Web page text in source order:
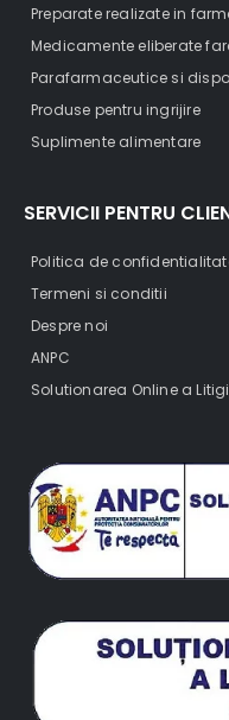
Preparate realizate in
Medicamente eliberate
Parafarmaceutice si
Produse pentru ingrijire
Suplimente alimentare
SERVICII PENTRU
Politica de
Termeni si conditii
Despre noi
ANPC
Solutionarea Online a